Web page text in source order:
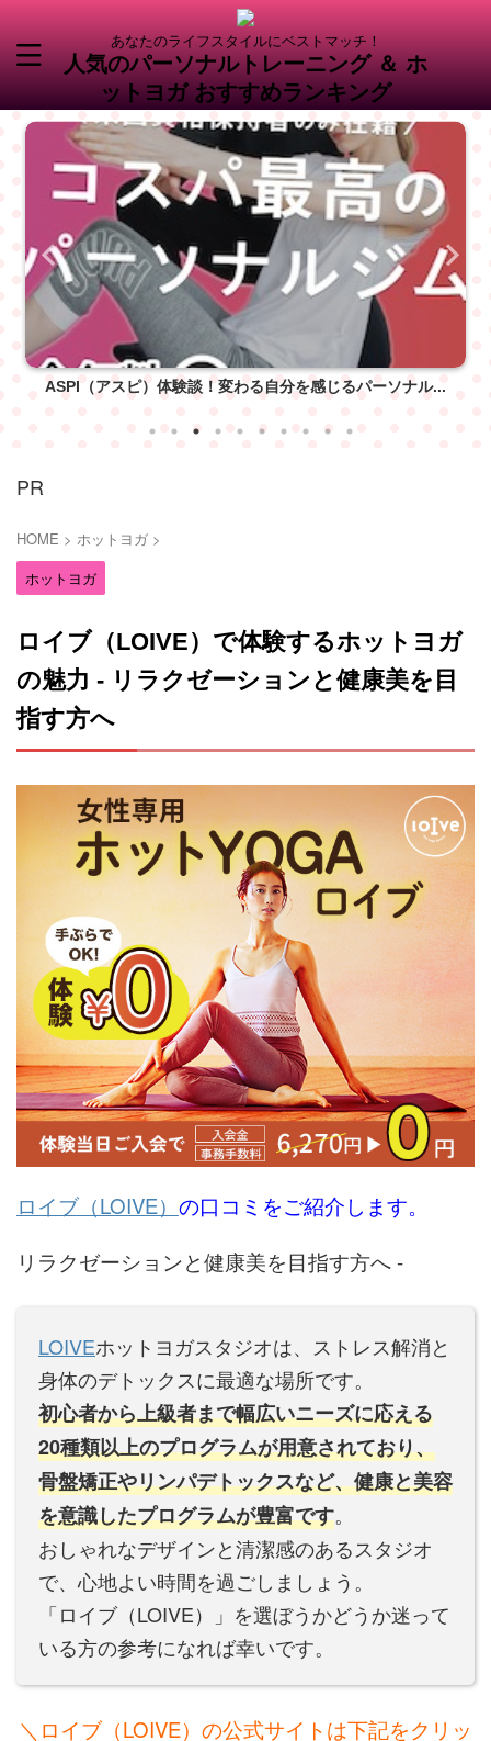
あなたのライフスタイルにベストマッチ！
人気のパーソナルトレーニング ＆ ホ
ットヨガ おすすめランキング
ASPI（アスピ）体験談！変わる自分を感じるパーソナル...
PR
HOME > ホットヨガ >
ホットヨガ
ロイブ（LOIVE）で体験するホットヨガ
の魅力 - リラクゼーションと健康美を目
指す方へ
ロイブ（LOIVE） の口コミをご紹介します。
リラクゼーションと健康美を目指す方へ -
LOIVEホットヨガスタジオは、 ストレス解消と
身体のデトックスに最適な場所です。
初心者から上級者まで幅広いニーズに応える
20種類以上のプログラムが用意されており、
骨盤矯正やリンパデトックスなど、健康と美容
を意識したプログラムが豊富です。
おしゃれなデザインと清潔感のあるスタジオ
で、心地よい時間を過ごしましょう。
「ロイブ（LOIVE）」を選ぼうかどうか迷って
いる方の参考になれば幸いです。
＼ロイブ（LOIVE）の公式サイトは下記をクリッ